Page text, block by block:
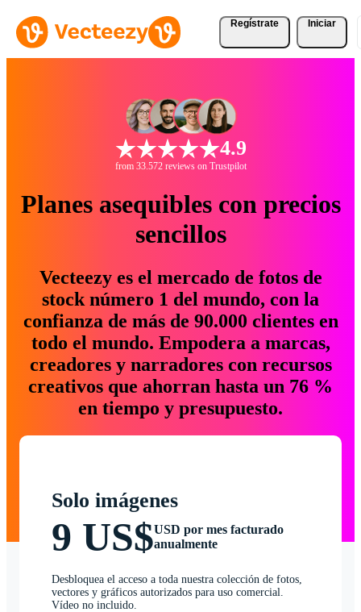
Regístrate Iniciar
4.9
from 33.572 reviews on Trustpilot
Planes asequibles con precios
sencillos
Vecteezy es el mercado de fotos de
stock número 1 del mundo, con la
confianza de más de 90.000 clientes en
todo el mundo. Empodera a marcas,
creadores y narradores con recursos
creativos que ahorran hasta un 76 %
en tiempo y presupuesto.
Solo imágenes
9 US$USD por mes facturado
anualmente
Desbloquea el acceso a toda nuestra colección de fotos,
vectores y gráficos autorizados para uso comercial.
Vídeo no incluido.